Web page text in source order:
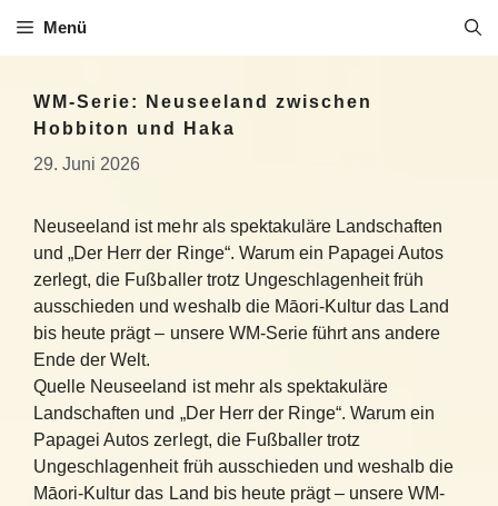
Inhalt
Menü
WM-Serie: Neuseeland zwischen
Hobbiton und Haka
29. Juni 2026
Neuseeland ist mehr als spektakuläre Landschaften
und „Der Herr der Ringe“. Warum ein Papagei Autos
zerlegt, die Fußballer trotz Ungeschlagenheit früh
ausschieden und weshalb die Māori-Kultur das Land
bis heute prägt – unsere WM-Serie führt ans andere
Ende der Welt.
Quelle Neuseeland ist mehr als spektakuläre
Landschaften und „Der Herr der Ringe“. Warum ein
Papagei Autos zerlegt, die Fußballer trotz
Ungeschlagenheit früh ausschieden und weshalb die
Māori-Kultur das Land bis heute prägt – unsere WM-